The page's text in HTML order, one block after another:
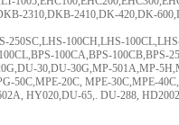
2310,DKB-2410,DK-420,DK-
100CH,LHS-
100CA,BPS-
30,DU-30G,MP-501A,MP-
50C,MPE-20C, MPE-30C,MPE-
HY020,DU-65,. DU-288,